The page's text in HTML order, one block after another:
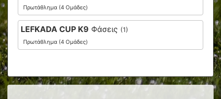
Πρωτάθλημα (4 Ομάδες)
LEFKADA CUP K9 Φάσεις (1)
Πρωτάθλημα (4 Ομάδες)